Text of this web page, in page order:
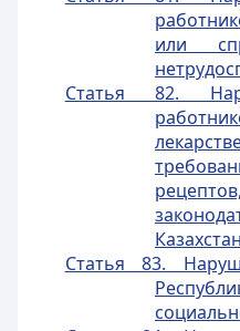
или
Статья 82.
Казахстан
Статья 83.